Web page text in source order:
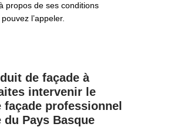
propos de ses conditions
l’appeler.
de façade à
intervenir le
façade professionnel
du Pays Basque